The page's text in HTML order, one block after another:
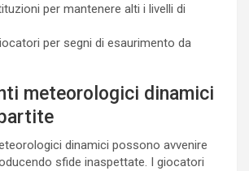
per mantenere alti i livelli di
per segni di esaurimento da
meteorologici dinamici
dinamici possono avvenire
sfide inaspettate. I giocatori